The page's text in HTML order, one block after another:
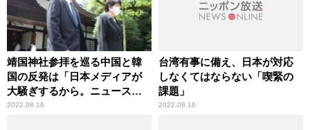
靖国神社参拝を巡る中国と韓
国の反発は「日本メディアが
大騒ぎするから。ニュースで
扱わなければ、何も言ってこ
2022.08.16
台湾有事に備え、日本が対応
しなくてはならない「喫緊の
課題」
2022.08.16